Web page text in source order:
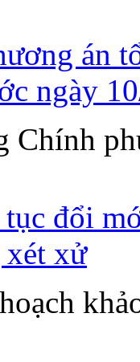
án
ngày
Chính
đổi
xét xử